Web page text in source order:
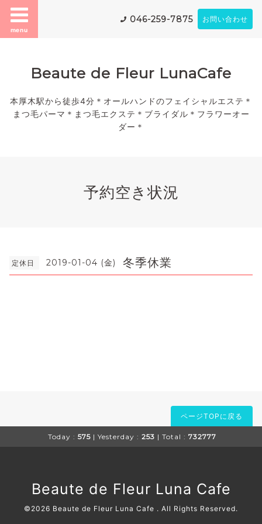
menu
046-259-7875 お問い合わせ
Beaute de Fleur LunaCafe
本厚木駅から徒歩4分＊オールハンドのフェイシャルエステ＊
まつ毛パーマ＊まつ毛エクステ＊ブライダル＊フラワーオー
ダー＊
予約空き状況
定休日 2019-01-04 (金) 冬季休業
ページTOPに戻る
Today : 575 | Yesterday : 253 | Total : 732777
Beaute de Fleur Luna Cafe
©2026 Beaute de Fleur Luna Cafe . All Rights Reserved.